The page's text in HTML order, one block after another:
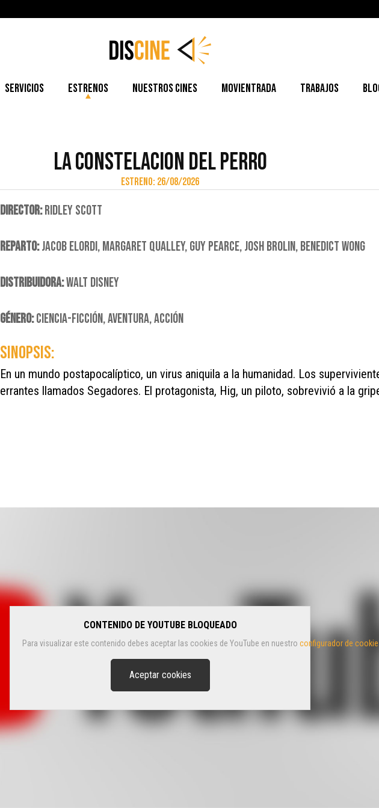
Servicios Estrenos Nuestros cines Movientrada Trabajos
LA CONSTELACION DEL PERRO
ESTRENO: 26/08/2026
DIRECTOR:RIDLEY SCOTT
REPARTO:JACOB ELORDI, MARGARET QUALLEY, GUY PEARCE, JOSH BROLIN, BENEDICT WONG
DISTRIBUIDORA:WALT DISNEY
GÉNERO:CIENCIA-FICCIÓN, AVENTURA, ACCIÓN
SINOPSIS:
En un mundo postapocalíptico, un virus aniquila a la humanidad. Los
errantes llamados Segadores. El protagonista, Hig, un piloto, sobrevivió a la
CONTENIDO DE YOUTUBE BLOQUEADO
Para visualizar este contenido debes aceptar las cookies de YouTube en nuestro configurador de
Aceptar cookies